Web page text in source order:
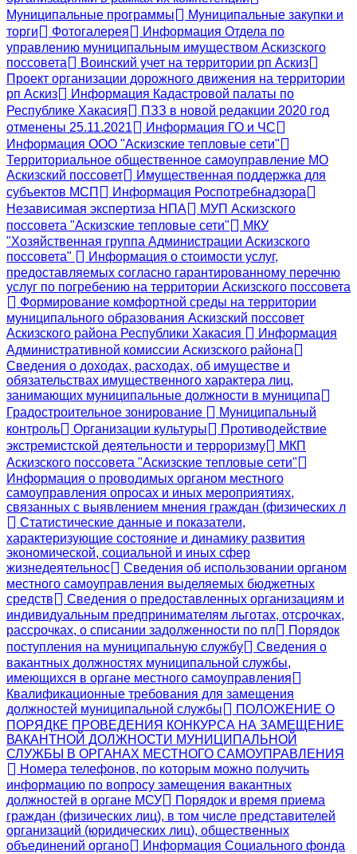
Муниципальные программы
Муниципальные закупки и
торги
Фотогалерея
Информация Отдела по
управлению муниципальным имуществом Аскизского
поссовета
Воинский учет на территории рп Аскиз
Проект организации дорожного движения на территории
рп Аскиз
Информация Кадастровой палаты по
Республике Хакасия
ПЗЗ в новой редакции 2020 год
отменены 25.11.2021
Информация ГО и ЧС
Информация ООО "Аскизские тепловые сети"
Территориальное общественное самоуправление МО
Аскизский поссовет
Имущественная поддержка для
субъектов МСП
Информация Роспотребнадзора
Независимая экспертиза НПА
МУП Аскизского
поссовета "Аскизские тепловые сети"
МКУ
"Хозяйственная группа Администрации Аскизского
поссовета"
Информация о стоимости услуг,
предоставляемых согласно гарантированному перечню
услуг по погребению на территории Аскизского поссовета
Формирование комфортной среды на территории
муниципального образования Аскизский поссовет
Аскизского района Республики Хакасия
Информация
Административной комиссии Аскизского района
Сведения о доходах, расходах, об имуществе и
обязательствах имущественного характера лиц,
занимающих муниципальные должности в муниципа
Градостроительное зонирование
Муниципальный
контроль
Организации культуры
Противодействие
экстремистской деятельности и терроризму
МКП
Аскизского поссовета "Аскизские тепловые сети"
Информация о проводимых органом местного
самоуправления опросах и иных мероприятиях,
связанных с выявлением мнения граждан (физических л
Статистические данные и показатели,
характеризующие состояние и динамику развития
экономической, социальной и иных сфер
жизнедеятельнос
Сведения об использовании органом
местного самоуправления выделяемых бюджетных
средств
Сведения о предоставленных организациям и
индивидуальным предпринимателям льготах, отсрочках,
рассрочках, о списании задолженности по пл
Порядок
поступления на муниципальную службу
Сведения о
вакантных должностях муниципальной службы,
имеющихся в органе местного самоуправления
Квалификационные требования для замещения
должностей муниципальной службы
ПОЛОЖЕНИЕ О
ПОРЯДКЕ ПРОВЕДЕНИЯ КОНКУРСА НА ЗАМЕЩЕНИЕ
ВАКАНТНОЙ ДОЛЖНОСТИ МУНИЦИПАЛЬНОЙ
СЛУЖБЫ В ОРГАНАХ МЕСТНОГО САМОУПРАВЛЕНИЯ
Номера телефонов, по которым можно получить
информацию по вопросу замещения вакантных
должностей в органе МСУ
Порядок и время приема
граждан (физических лиц), в том числе представителей
организаций (юридических лиц), общественных
объединений органо
Информация Социального фонда